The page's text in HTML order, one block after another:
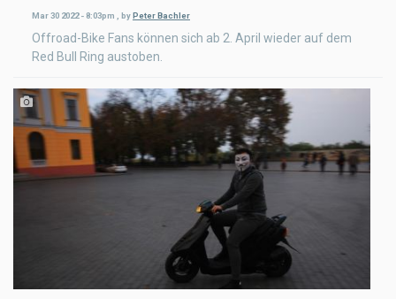
Mar 30 2022 - 8:03pm , by Peter Bachler
Offroad-Bike Fans können sich ab 2. April wieder auf dem
Red Bull Ring austoben.